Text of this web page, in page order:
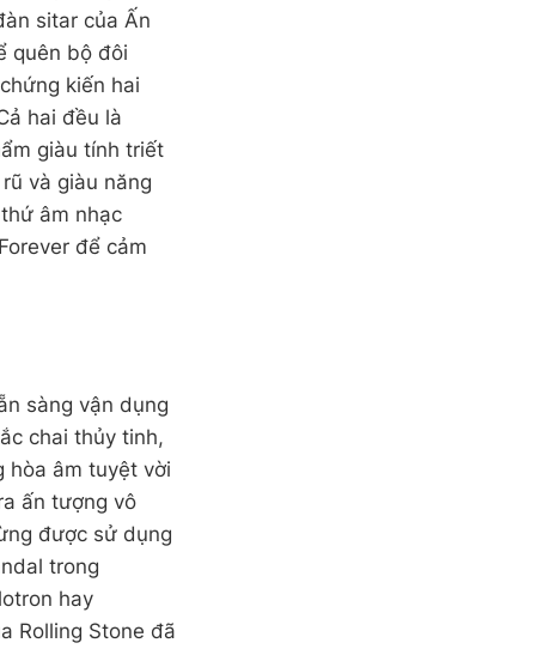
sitar của Ấn
quên bộ đôi
kiến hai
hai đều là
giàu tính triết
và giàu năng
âm nhạc
để cảm
sàng vận dụng
chai thủy tinh,
hòa âm tuyệt vời
ấn tượng vô
được sử dụng
trong
hay
Rolling Stone đã